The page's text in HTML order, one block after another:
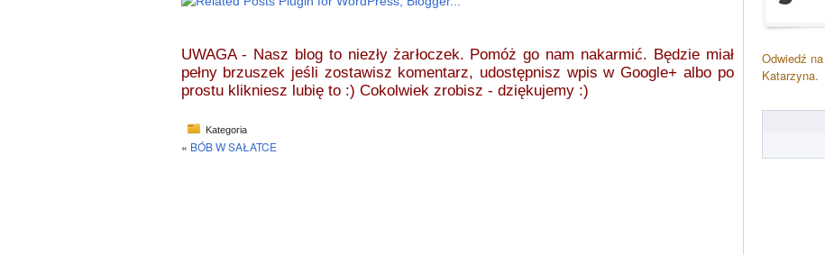
UWAGA - Nasz blog to niezły żarłoczek. Pomóż go nam nakarmić. Będzie miał
pełny brzuszek jeśli zostawisz komentarz, udostępnisz wpis wGoogle+ albo po
prostu klikniesz lubię to :) Cokolwiek zrobisz - dziękujemy :)
Kategoria
« BÓB W SAŁATCE
Odwiedź
Katarzyna.